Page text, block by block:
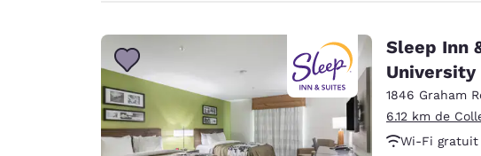
Sleep Inn
University
1846 Graham
6.12 km de
Wi-Fi gratuit